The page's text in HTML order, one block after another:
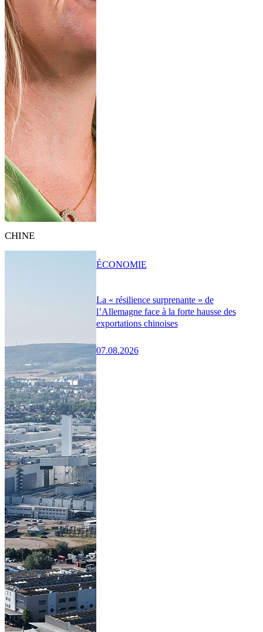
CHINE
La « résilience surprenante » de
l’Allemagne face à la forte hausse des
exportations chinoises
07.08.2026
ÉCONOMIE